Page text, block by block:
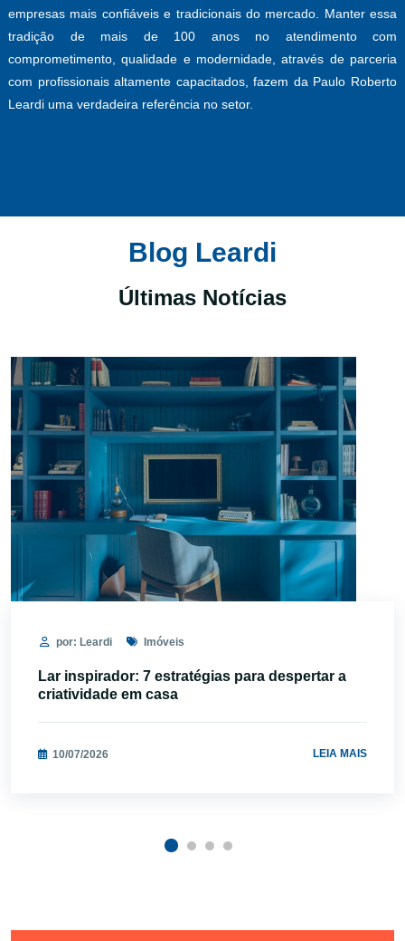
empresas mais confiáveis e tradicionais do mercado. Manter essa
tradição de mais de 100 anos no atendimento com
comprometimento, qualidade e modernidade, através de parceria
com profissionais altamente capacitados, fazem da Paulo Roberto
Leardi uma verdadeira referência no setor.
Blog Leardi
Últimas Notícias
por: Leardi Imóveis
Lar inspirador: 7 estratégias para despertar a
criatividade em casa
10/07/2026 LEIA MAIS